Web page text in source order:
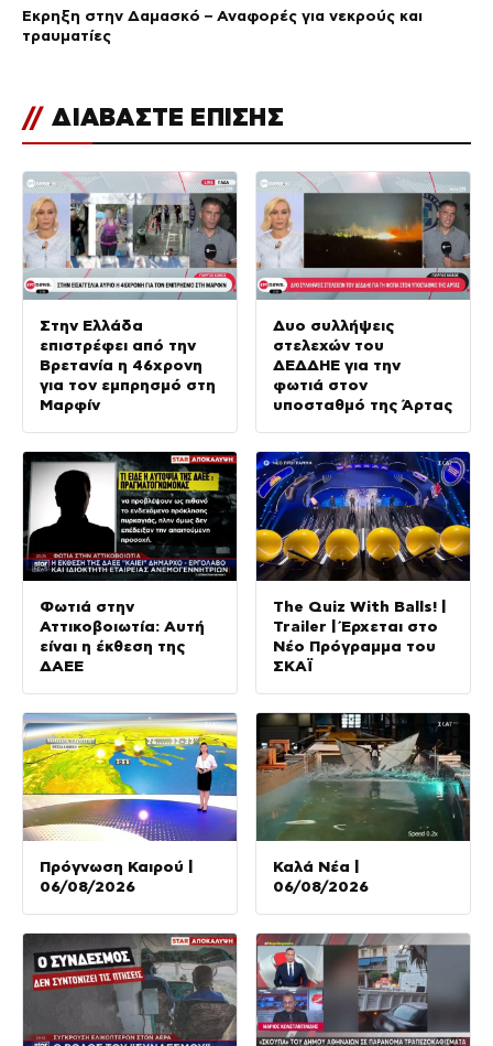
Έκρηξη στην Δαμασκό – Αναφορές για νεκρούς και
τραυματίες
// ΔΙΑΒΑΣΤΕ ΕΠΙΣΗΣ
Στην Ελλάδα
επιστρέφει από την
Βρετανία η 46χρονη
για τον εμπρησμό στη
Μαρφίν
Δυο συλλήψεις
στελεχών του
ΔΕΔΔΗΕ για την
φωτιά στον
υποσταθμό της Άρτας
Φωτιά στην
Αττικοβοιωτία: Αυτή
είναι η έκθεση της
ΔΑΕΕ
The Quiz With Balls! |
Trailer | Έρχεται στο
Νέο Πρόγραμμα του
ΣΚΑΪ
Πρόγνωση Καιρού |
06/08/2026
Καλά Νέα |
06/08/2026